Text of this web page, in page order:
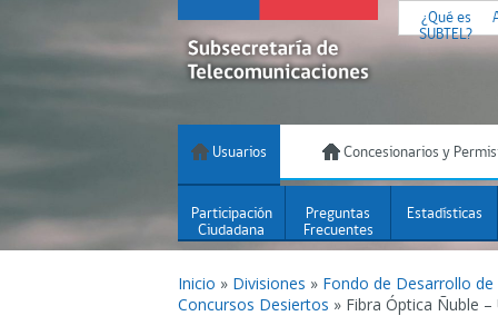
¿Qué es
SUBTEL?
Usuarios Concesionarios y
Participación
Ciudadana
Preguntas
Frecuentes
Estadísticas
Inicio » Divisiones » Fondo de Desarrollo
Concursos Desiertos » Fibra Óptica Ñuble